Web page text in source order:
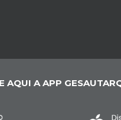
AQUI A APP